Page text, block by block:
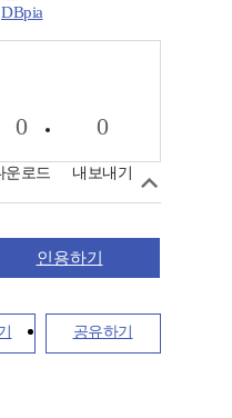
DBpia
0
운로드
0
내보내기
인용하기
공유하기